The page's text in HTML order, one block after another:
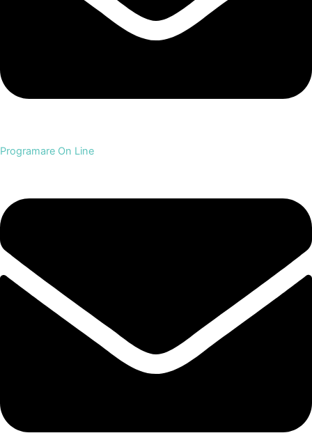
Programare On Line